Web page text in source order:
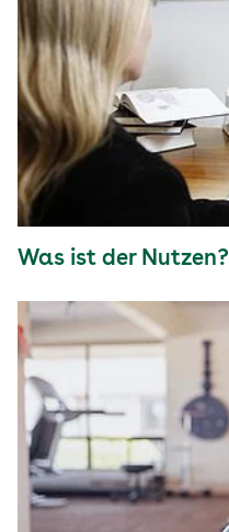
Was ist der Nutzen?